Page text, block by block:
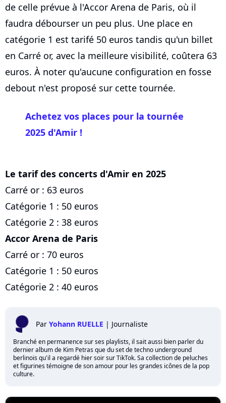
de celle prévue à l'Accor Arena de Paris, où il
faudra débourser un peu plus. Une place en
catégorie 1 est tarifé 50 euros tandis qu'un billet
en Carré or, avec la meilleure visibilité, coûtera 63
euros. À noter qu'aucune configuration en fosse
debout n'est proposé sur cette tournée.
Achetez vos places pour la tournée
2025 d'Amir !
Le tarif des concerts d'Amir en 2025
Carré or : 63 euros
Catégorie 1 : 50 euros
Catégorie 2 : 38 euros
Accor Arena de Paris
Carré or : 70 euros
Catégorie 1 : 50 euros
Catégorie 2 : 40 euros
Par Yohann RUELLE | Journaliste
Branché en permanence sur ses playlists, il sait aussi bien parler du
dernier album de Kim Petras que du set de techno underground
berlinois qu'il a regardé hier soir sur TikTok. Sa collection de peluches
et figurines témoigne de son amour pour les grandes icônes de la pop
culture.